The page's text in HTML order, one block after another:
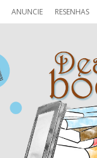
ANUNCIE RESENHAS